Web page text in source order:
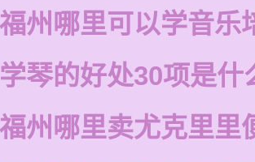
福州哪里可以学音乐
学琴的好处30项是什
福州哪里卖尤克里里